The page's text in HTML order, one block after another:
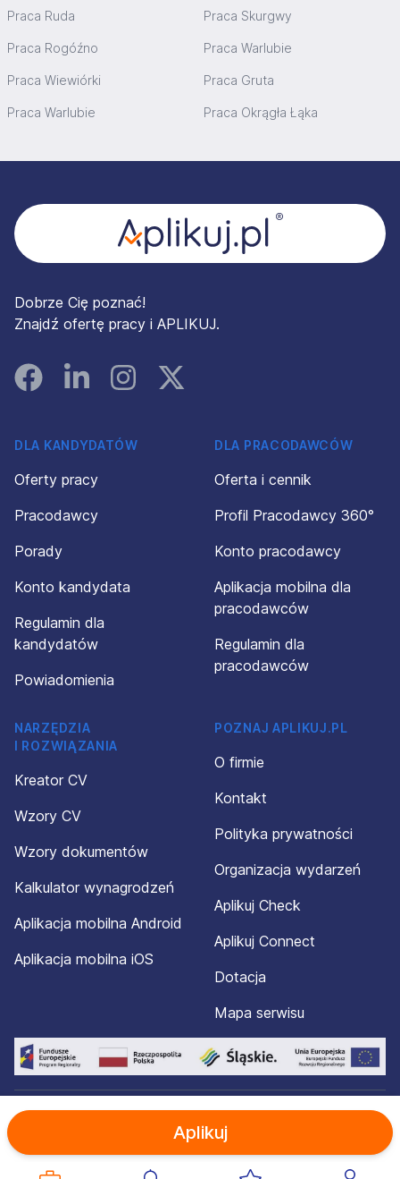
Aplikuj
Praca Ruda Praca Skurgwy
Praca Rogóźno Praca Warlubie
Praca Wiewiórki Praca Gruta
Praca Warlubie Praca Okrągła Łąka
Dobrze Cię poznać!
Znajdź ofertę pracy i APLIKUJ.
FacebookLinked InInstagramInstagram
DLA KANDYDATÓW
Oferty pracy
Pracodawcy
Porady
Konto kandydata
Regulamin dla
kandydatów
Powiadomienia
DLA PRACODAWCÓW
Oferta i cennik
Profil Pracodawcy 360°
Konto pracodawcy
Aplikacja mobilna dla
pracodawców
Regulamin dla
pracodawców
NARZĘDZIA
I ROZWIĄZANIA
Kreator CV
Wzory CV
Wzory dokumentów
Kalkulator wynagrodzeń
Aplikacja mobilna Android
Aplikacja mobilna iOS
POZNAJ APLIKUJ.PL
O firmie
Kontakt
Polityka prywatności
Organizacja wydarzeń
Aplikuj Check
Aplikuj Connect
Dotacja
Mapa serwisu
© 2012-2026 Aplikuj.pl®. Wszelkie prawa zastrzeżone.